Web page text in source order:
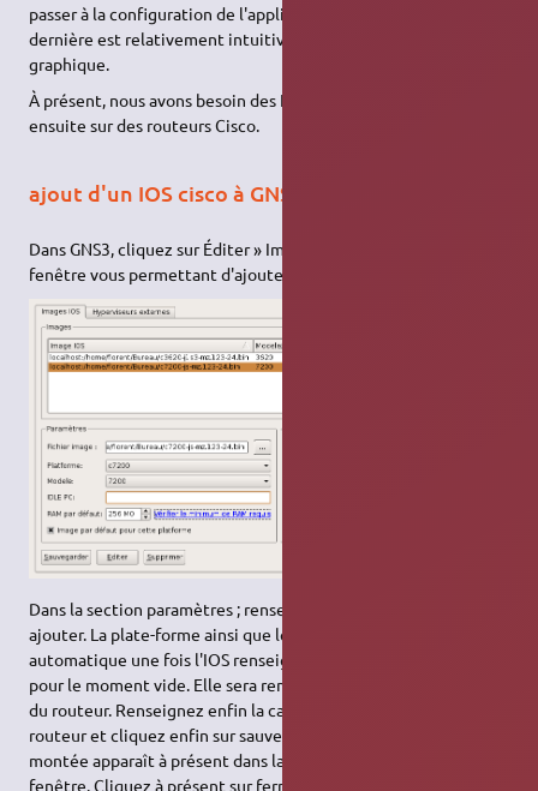
passer à la configuration de l'application en elle-même. Cette
dernière est relativement intuitive grâce à l'interface
graphique.
À présent, nous avons besoin des IOS Cisco afin de les monter
ensuite sur des routeurs Cisco.
ajout d'un IOS cisco à GNS3
Dans GNS3, cliquez sur Éditer » Images IOS et hyperviseurs. Une
fenêtre vous permettant d'ajouter des IOS s'ouvre.
Dans la section paramètres ; renseignez le chemin vers l'IOS à
ajouter. La plate-forme ainsi que le modèle s'ajustent de façon
automatique une fois l'IOS renseigné. La ligne IdlePC restera
pour le moment vide. Elle sera remplie au premier lancement
du routeur. Renseignez enfin la capacité de RAM allouée au
routeur et cliquez enfin sur sauvegarder. L'image nouvellement
montée apparaît à présent dans la section supérieure de la
fenêtre. Cliquez à présent sur fermer pour retourner sur la